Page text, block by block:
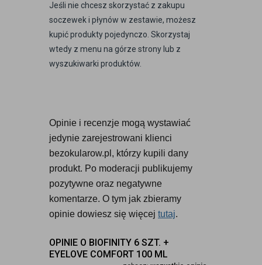
Jeśli nie chcesz skorzystać z zakupu
soczewek i płynów w zestawie, możesz
kupić produkty pojedynczo. Skorzystaj
wtedy z menu na górze strony lub z
wyszukiwarki produktów.
Opinie i recenzje mogą wystawiać
jedynie zarejestrowani klienci
bezokularow.pl, którzy kupili dany
produkt. Po moderacji publikujemy
pozytywne oraz negatywne
komentarze. O tym jak zbieramy
opinie dowiesz się więcej tutaj.
OPINIE O BIOFINITY 6 SZT. +
EYELOVE COMFORT 100 ML